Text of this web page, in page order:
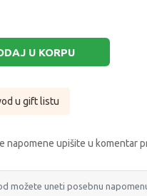
U KORPU
u gift listu
napomene upišite u komentar